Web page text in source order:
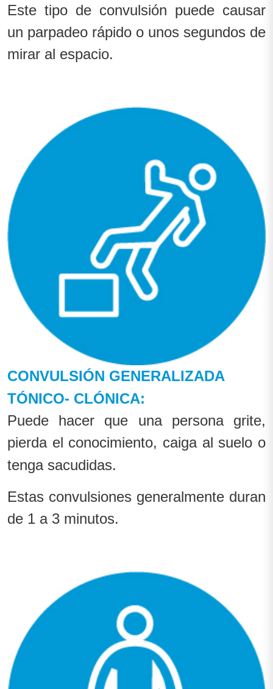
Este tipo de convulsión puede causar
un parpadeo rápido o unos segundos de
mirar al espacio.
CONVULSIÓN GENERALIZADA
TÓNICO- CLÓNICA:
Puede hacer que una persona grite,
pierda el conocimiento, caiga al suelo o
tenga sacudidas.
Estas convulsiones generalmente duran
de 1 a 3 minutos.